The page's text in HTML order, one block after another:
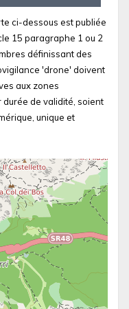
ci-dessous est publiée
15 paragraphe 1 ou 2
définissant des
'drone' doivent
aux zones
de validité, soient
unique et